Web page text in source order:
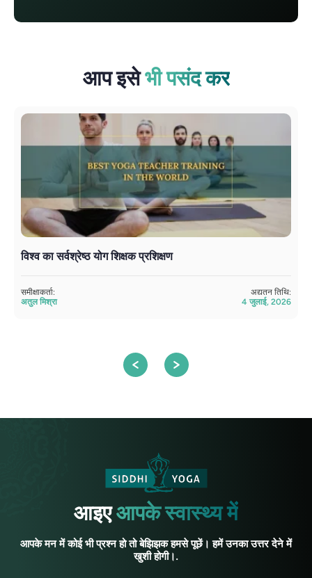
आप इसेभी पसंद कर
विश्व का सर्वश्रेष्ठ योग शिक्षक प्रशिक्षण
समीक्षाकर्ता:
अतुल मिश्रा
अद्यतन तिथि:
4 जुलाई, 2026
आइएआपके स्वास्थ्य में
आपके मन में कोई भी प्रश्न हो तो बेझिझक हमसे पूछें। हमें उनका उत्तर देने में
खुशी होगी।.